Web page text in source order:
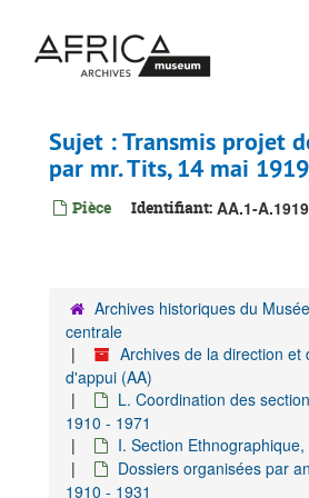
contenu
Sujet : Transmis projet
par mr. Tits, 14 mai 1919
Pièce Identifiant: AA.1-
Archives historiques du
centrale
Archives de la direction et
d'appui (AA)
L. Coordination des
1910 - 1971
I. Section Ethnographique,
Dossiers organisées par
1910 - 1931
Archives de la direction et des
A. Gestion administrative-